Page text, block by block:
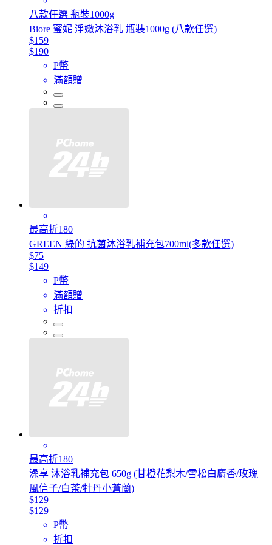
八款任選 瓶裝1000g
Biore 蜜妮 淨嫩沐浴乳 瓶裝1000g (八款任選)
$159
$190
P幣
滿額贈
最高折180
GREEN 綠的 抗菌沐浴乳補充包700ml(多款任選)
$75
$149
P幣
滿額贈
折扣
最高折180
澡享 沐浴乳補充包 650g (甘橙花梨木/雪松白麝香/玫瑰
風信子/白茶/牡丹小蒼蘭)
$129
$129
P幣
折扣